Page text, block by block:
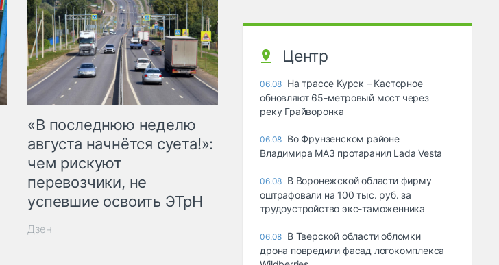
«В последнюю неделю
августа начнётся суета!»:
чем рискуют
перевозчики, не
успевшие освоить ЭТрН
Дзен
Центр
06.08 На трассе Курск – Касторное
обновляют 65-метровый мост через
реку Грайворонка
06.08 Во Фрунзенском районе
Владимира МАЗ протаранил Lada Vesta
06.08 В Воронежской области фирму
оштрафовали на 100 тыс. руб. за
трудоустройство экс-таможенника
06.08 В Тверской области обломки
дрона повредили фасад логокомплекса